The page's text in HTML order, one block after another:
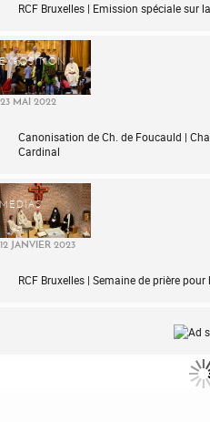
RCF Bruxelles | Emission spéciale sur
EXPOSITION
23 MAI 2022
Canonisation de Ch. de Foucauld |
Cardinal
MÉDIAS
12 JANVIER 2023
RCF Bruxelles | Semaine de prière pour